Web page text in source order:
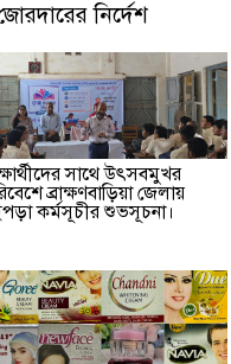
নির্দেশ
সাথে উৎসবমুখর
ব্রাক্ষণবাড়িয়া জেলায়
কর্মসূচীর শুভসূচনা।